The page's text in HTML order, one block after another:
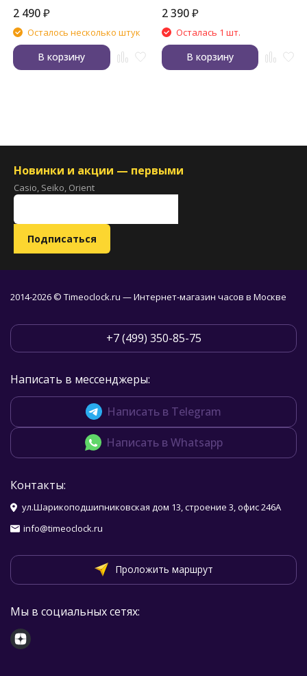
2 490₽
Осталось несколько штук
В корзину
2 390 ₽
Осталась 1 шт.
В корзину
Новинки и акции — первыми
Casio, Seiko, Orient
2014-2026 © Timeoclock.ru — Интернет-магазин часов в Москве
+7 (499) 350-85-75
Написать в мессенджеры:
Написать в Telegram
Написать в Whatsapp
Контакты:
ул.Шарикоподшипниковская дом 13, строение 3, офис 246А
info@timeoclock.ru
Проложить маршрут
Мы в социальных сетях: